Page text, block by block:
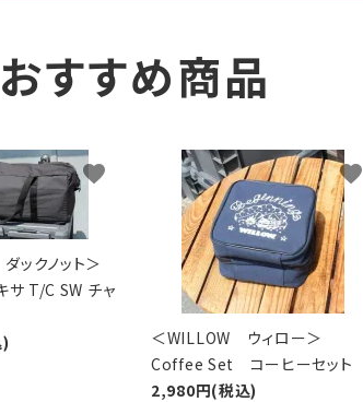
おすすめ商品
ックノット＞
サ T/C SW チャ
favorite
＜WILLOW ウィロー＞
Coffee Set コーヒーセット
2,980円(税込)
favorite